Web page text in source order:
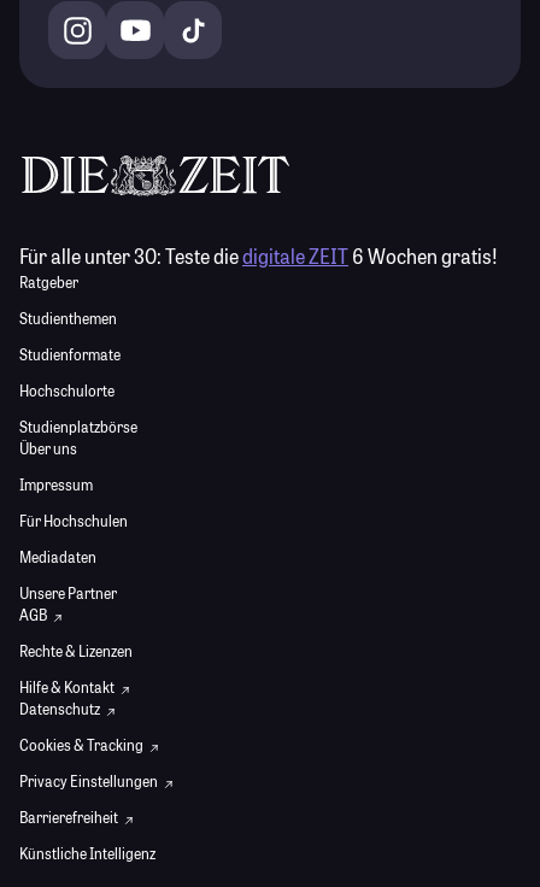
Für alle unter 30:Teste diedigitale ZEIT6 Wochen gratis!
Ratgeber
Studienthemen
Studienformate
Hochschulorte
Studienplatzbörse
Über uns
Impressum
Für Hochschulen
Mediadaten
Unsere Partner
AGB
Rechte & Lizenzen
Hilfe & Kontakt
Datenschutz
Cookies & Tracking
Privacy Einstellungen
Barrierefreiheit
Künstliche Intelligenz